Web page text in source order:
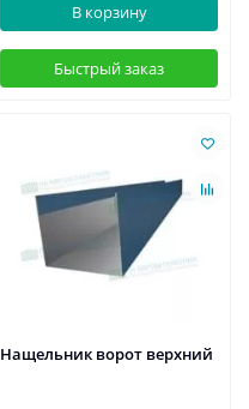
В корзину
Быстрый заказ
Нащельник ворот верхний